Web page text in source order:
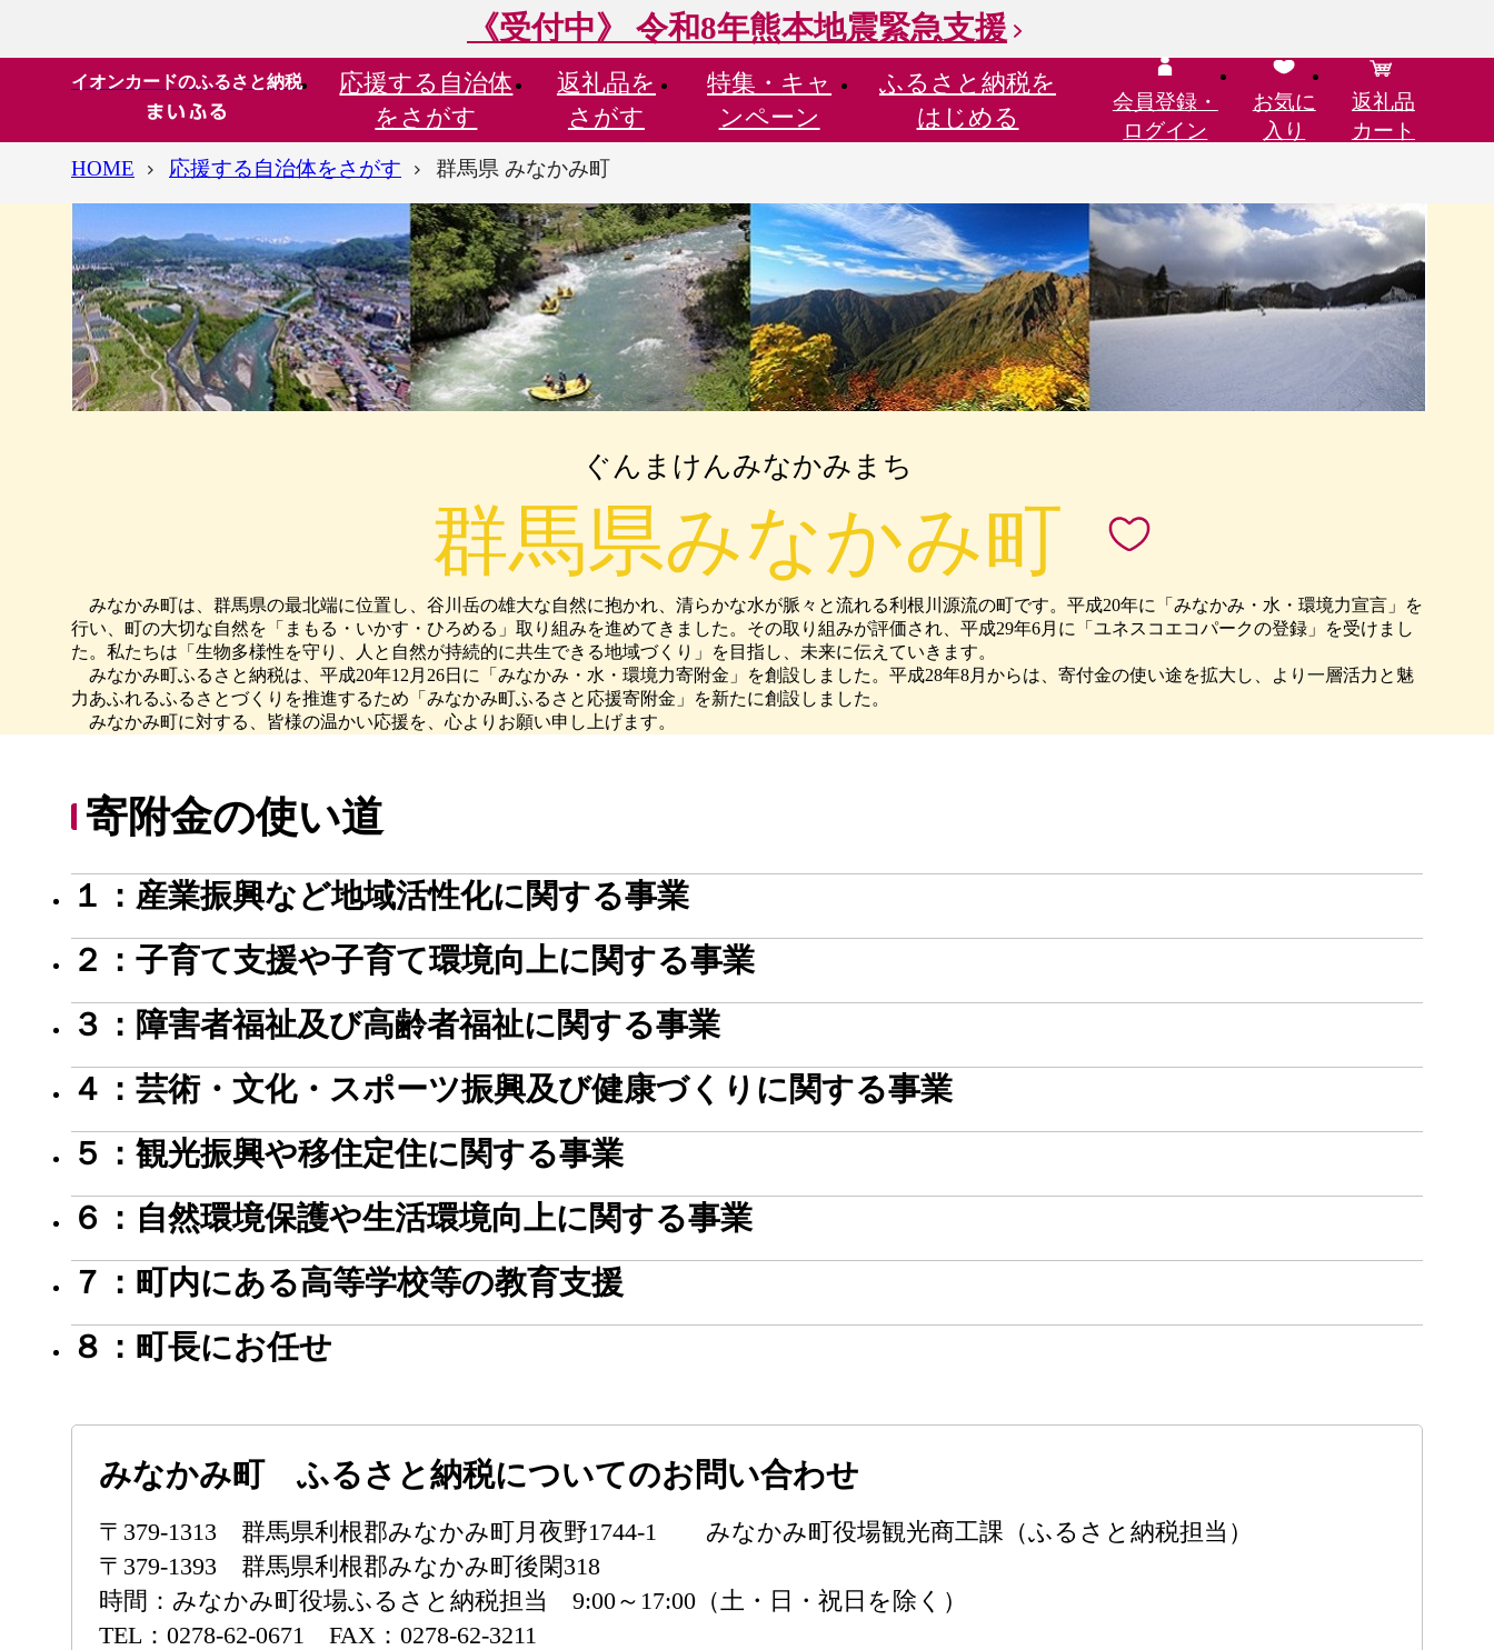
《受付中》 令和8年熊本地震緊急支援
イオンカードのふるさと納税 応援する 自治体
をさがす
返礼品を
さがす
特集・ キャ
ンペーン
ふるさと納税を
はじめる
会員登録・
ログイン
お気に
入り
返礼品
カート
HOME
応援する自治体をさがす 群馬県 みなかみ町
ぐんまけんみなかみまち
群馬県みなかみ町
みなかみ町は、群馬県の最北端に位置し、谷川岳の雄大な自然に抱かれ、清らかな水が脈々と流れる利根川源流の町です。平成20年に「みなかみ・水・環境力宣言」を
行い、町の大切な自然を「まもる・いかす・ひろめる」取り組みを進めてきました。その取り組みが評価され、平成29年6月に「ユネスコエコパークの登録」を受けまし
た。私たちは「生物多様性を守り、人と自然が持続的に共生できる地域づくり」を目指し、未来に伝えていきます。
みなかみ町ふるさと納税は、平成20年12月26日に「みなかみ・水・環境力寄附金」を創設しました。平成28年8月からは、寄付金の使い途を拡大し、より一層活力と魅
力あふれるふるさとづくりを推進するため「みなかみ町ふるさと応援寄附金」を新たに創設しました。
みなかみ町に対する、皆様の温かい応援を、心よりお願い申し上げます。
寄附金の使い道
１：産業振興など地域活性化に関する事業
２：子育て支援や子育て環境向上に関する事業
３：障害者福祉及び高齢者福祉に関する事業
４：芸術・文化・スポーツ振興及び健康づくりに関する事業
５：観光振興や移住定住に関する事業
６：自然環境保護や生活環境向上に関する事業
７：町内にある高等学校等の教育支援
８：町長にお任せ
みなかみ町 ふるさと納税についてのお問い合わせ
〒379-1313 群馬県利根郡みなかみ町月夜野1744-1 みなかみ町役場観光商工課（ふるさと納税担当）
〒379-1393 群馬県利根郡みなかみ町後閑318
時間：みなかみ町役場ふるさと納税担当 9:00～17:00（土・日・祝日を除く）
TEL：0278-62-0671 FAX：0278-62-3211